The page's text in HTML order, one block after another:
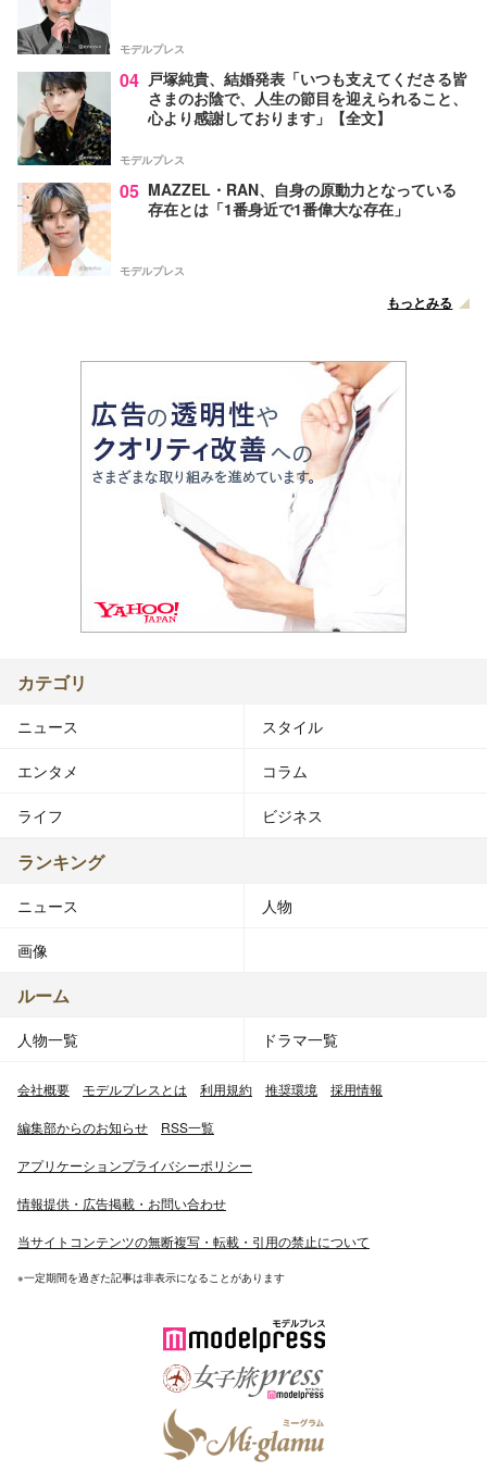
モデルプレス
04 戸塚純貴、結婚発表「いつも支えてくださる皆
さまのお陰で、人生の節目を迎えられること、
心より感謝しております」【全文】
モデルプレス
05 MAZZEL・RAN、自身の原動力となっている
存在とは「1番身近で1番偉大な存在」
モデルプレス
もっとみる
カテゴリ
ニュース スタイル
エンタメ コラム
ライフ ビジネス
ランキング
ニュース 人物
画像
ルーム
人物一覧 ドラマ一覧
会社概要 モデルプレスとは 利用規約 推奨環境 採用情報
編集部からのお知らせ RSS一覧
アプリケーションプライバシーポリシー
情報提供・広告掲載・お問い合わせ
当サイトコンテンツの無断複写・転載・引用の禁止について
※一定期間を過ぎた記事は非表示になることがあります